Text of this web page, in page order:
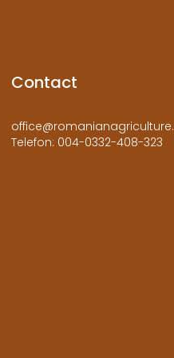
Contact
Telefon: 004-0332-408-323